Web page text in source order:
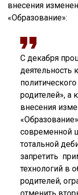
внесения
«Образование»:
С декабря
деятельность
родителей», а
внесения
современной
тотальной
запретить
технологий в
родителей,